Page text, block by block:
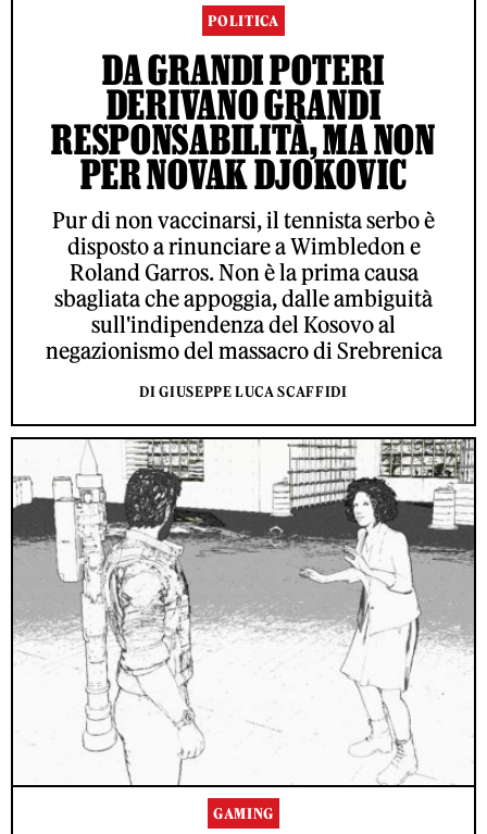
POLITICA
DA GRANDI POTERI
DERIVANO GRANDI
RESPONSABILITÀ, MA NON
PER NOVAK DJOKOVIC
Pur di non vaccinarsi, il tennista serbo è
disposto a rinunciare a Wimbledon e
Roland Garros. Non è la prima causa
sbagliata che appoggia, dalle ambiguità
sull'indipendenza del Kosovo al
negazionismo del massacro di Srebrenica
DI GIUSEPPE LUCA SCAFFIDI
GAMING